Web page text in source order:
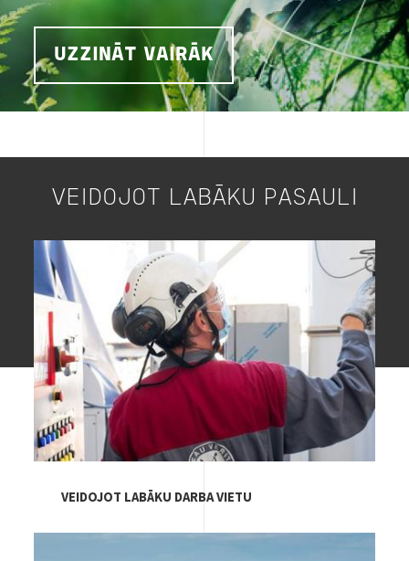
UZZINĀT VAIRĀK
VEIDOJOT LABĀKU PASAULI
Image
VEIDOJOT LABĀKU DARBA VIETU